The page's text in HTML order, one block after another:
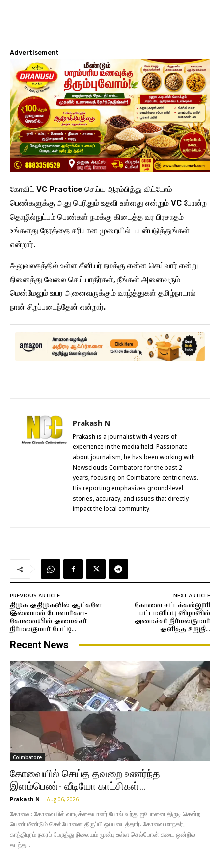
Advertisement
கோவிட் VC Practice செய்ய ஆரம்பித்து விட்டோம்
பெண்களுக்கு அது பெரிதும் உதவி உள்ளது என்றும் VC போன்ற
தொழில்நுட்பம் பெண்கள் நமக்கு கிடைத்த வர பிரசாதம்
உங்களது நேரத்தை சரியான முறையில் பயன்படுத்துங்கள்
என்றார்.
அலுவலகத்தில் உள்ள சீனியர் நமக்கு என்ன செய்வார் என்று
நினைத்து வேலை செய்யாதீர்கள், நீங்கள் அனைவரும்
மென்மேலும் உயர அனைவருக்கும் வாழ்த்துகள் தமிழ்நாடால்
நான் சிறப்படைந்தேன் என்றார்.
Prakash N
Prakash is a journalist with 4 years of
experience in the media field. Passionate
about journalism, he has been working with
Newsclouds Coimbatore for the past 2
years, focusing on Coimbatore-centric news.
His reporting emphasizes ground-level
stories, accuracy, and issues that directly
impact the local community.
PREVIOUS ARTICLE
திமுக அதிமுகவில் ஆட்களே
இல்லாமல் போவார்கள்-
கோவையில் அமைச்சர்
நிர்மல்குமார் பேட்டி…
NEXT ARTICLE
கோவை சட்டக்கல்லூரி
பட்டமளிப்பு விழாவில்
அமைச்சர் நிர்மல்குமார்
அளித்த உறுதி…
Recent News
Coimbatore
கோவையில் செய்த தவறை உணர்ந்த
இளம்பெண்- வீடியோ காட்சிகள்…
Prakash N - Aug 06, 2026
கோவை: கோவையில் வாடிக்கையாளர் போல் வந்து ஐபோனை திருடி சென்ற
பெண் மீண்டும் செல்போனை திருப்பி ஒப்படைத்தார். கோவை மாநகர்,
காந்திபுரம் நகரப் பேருந்து நிலையம் முன்பு உள்ள செல்போன் கடை ஒன்றில்
கடந்த...